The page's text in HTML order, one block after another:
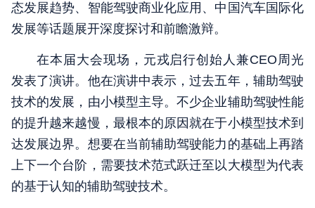
态发展趋势、智能驾驶商业化应用、中国汽车国际化
发展等话题展开深度探讨和前瞻激辩。
在本届大会现场，元戎启行创始人兼CEO周光
发表了演讲。他在演讲中表示，过去五年，辅助驾驶
技术的发展，由小模型主导。不少企业辅助驾驶性能
的提升越来越慢，最根本的原因就在于小模型技术到
达发展边界。想要在当前辅助驾驶能力的基础上再踏
上下一个台阶，需要技术范式跃迁至以大模型为代表
的基于认知的辅助驾驶技术。